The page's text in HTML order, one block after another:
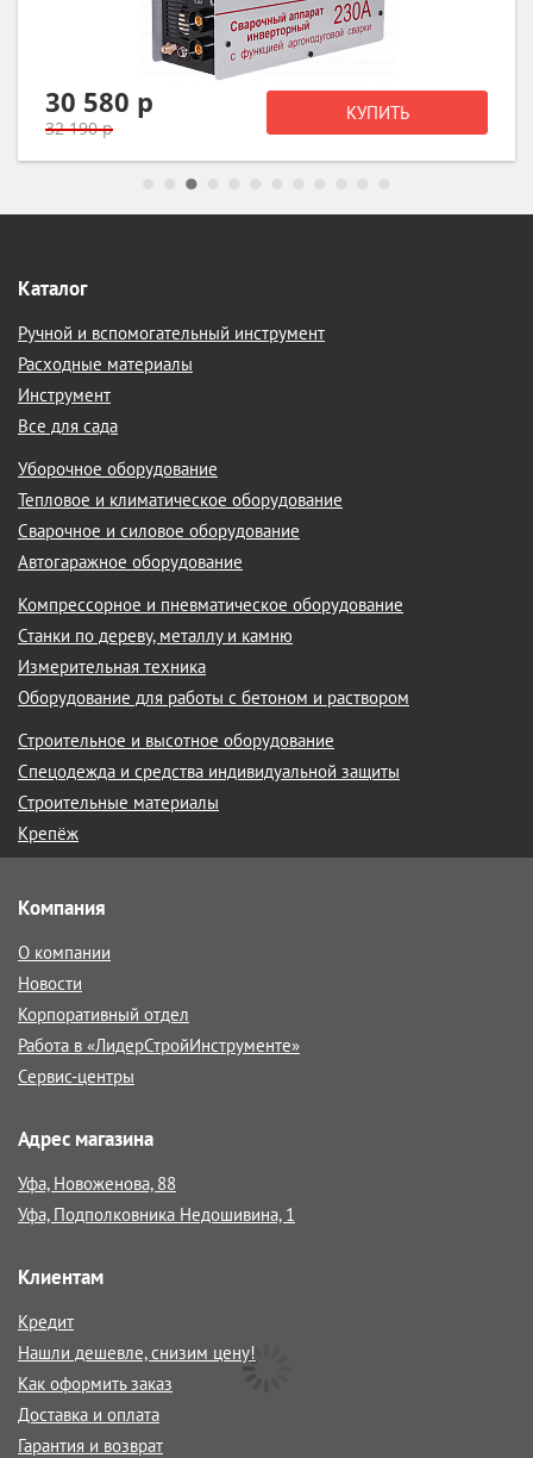
30 580 р
32 190 р
КУПИТЬ
Каталог
Ручной и вспомогательный инструмент
Расходные материалы
Инструмент
Все для сада
Уборочное оборудование
Тепловое и климатическое оборудование
Сварочное и силовое оборудование
Автогаражное оборудование
Компрессорное и пневматическое оборудование
Станки по дереву, металлу и камню
Измерительная техника
Оборудование для работы с бетоном и раствором
Строительное и высотное оборудование
Спецодежда и средства индивидуальной защиты
Строительные материалы
Крепёж
Компания
О компании
Новости
Корпоративный отдел
Работа в «ЛидерСтройИнструменте»
Сервис-центры
Адрес магазина
Уфа, Новоженова, 88
Уфа, Подполковника Недошивина, 1
Клиентам
Кредит
Нашли дешевле, снизим цену!
Как оформить заказ
Доставка и оплата
Гарантия и возврат